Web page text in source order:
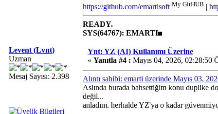
https://github.com/emartisoft My GitHUB |
READY.
SYS(64767): EMARTI
Levent (Lvnt)
Uzman
Mesaj Sayısı: 2.398
Ynt: YZ (AI) Kullanımı Üzerine
« Yanıtla #4 : Mayıs 04, 2026, 02:28:50
Alıntı sahibi: emarti üzerinde Mayıs 03,
Aslında burada bahsettiğim konu duplike
değil...
anladım. herhalde YZ'ya o kadar